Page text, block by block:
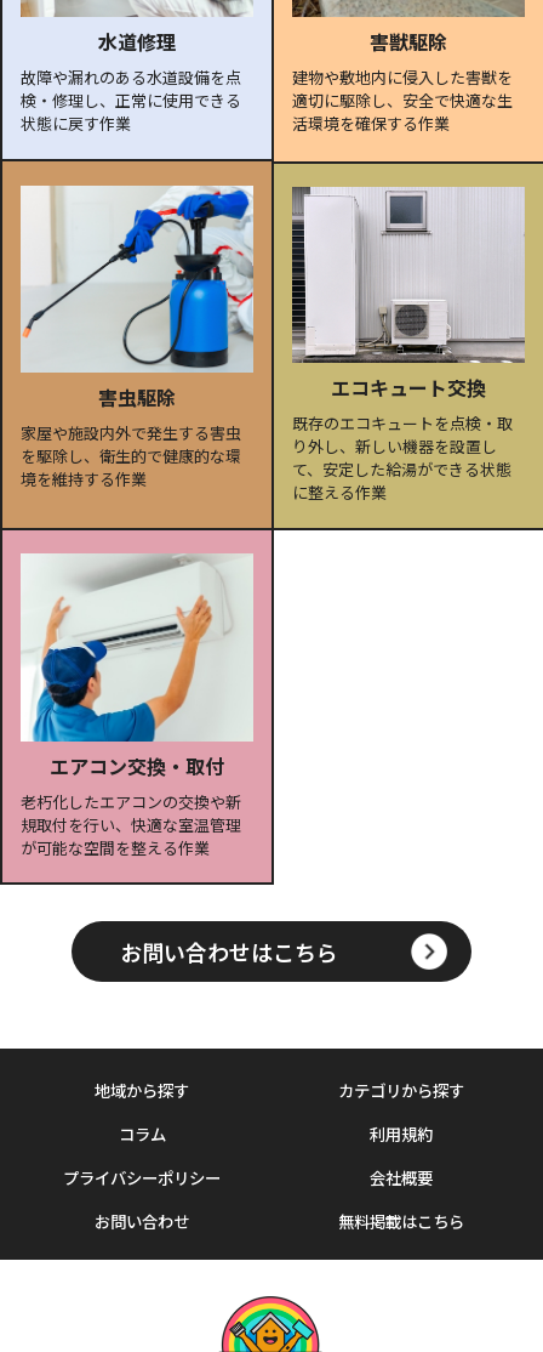
水道修理
故障や漏れのある水道設備を点
検・修理し、正常に使用できる
状態に戻す作業
害獣駆除
建物や敷地内に侵入した害獣を
適切に駆除し、安全で快適な生
活環境を確保する作業
害虫駆除
家屋や施設内外で発生する害虫
を駆除し、衛生的で健康的な環
境を維持する作業
エコキュート交換
既存のエコキュートを点検・取
り外し、新しい機器を設置し
て、安定した給湯ができる状態
に整える作業
エアコン交換・取付
老朽化したエアコンの交換や新
規取付を行い、快適な室温管理
が可能な空間を整える作業
お問い合わせはこちら
地域から探す
カテゴリから探す
コラム
利用規約
プライバシーポリシー
会社概要
お問い合わせ
無料掲載はこちら